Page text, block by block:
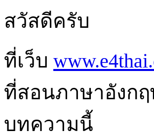
สวัสดีครับ
ที่เว็บ
ที่สอนภาษาอังก
บทความนี้